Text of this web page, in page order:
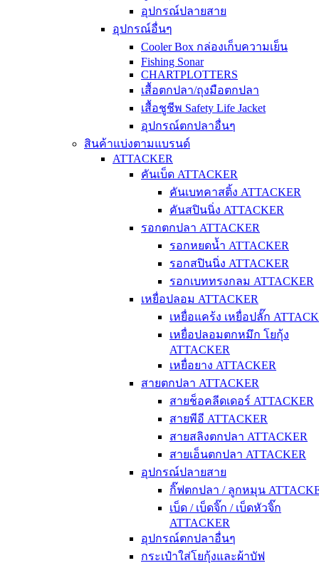
อุปกรณ์ปลายสาย
อุปกรณ์อื่นๆ
Cooler Box กล่องเก็บความเย็น
Fishing Sonar
CHARTPLOTTERS
เสื้อตกปลา/ถุงมือตกปลา
เสื้อชูชีพ Safety Life Jacket
อุปกรณ์ตกปลาอื่นๆ
สินค้าแบ่งตามแบรนด์
ATTACKER
คันเบ็ด ATTACKER
คันเบทคาสติ้ง ATTACKER
คันสปินนิ่ง ATTACKER
รอกตกปลา ATTACKER
รอกหยดน้ำ ATTACKER
รอกสปินนิ่ง ATTACKER
รอกเบททรงกลม ATTACKER
เหยื่อปลอม ATTACKER
เหยื่อแคร้ง เหยื่อปลั๊ก
เหยื่อปลอมตกหมึก โยกุ้ง
ATTACKER
เหยื่อยาง ATTACKER
สายตกปลา ATTACKER
สายช็อคลีดเดอร์ ATTACKER
สายพีอี ATTACKER
สายสลิงตกปลา ATTACKER
สายเอ็นตกปลา ATTACKER
อุปกรณ์ปลายสาย
กิ๊ฟตกปลา / ลูกหมุน
เบ็ด / เบ็ดจิ๊ก / เบ็ดหัวจิ๊ก
ATTACKER
อุปกรณ์ตกปลาอื่นๆ
กระเป๋าใส่โยกุ้งและผ้าบัฟ